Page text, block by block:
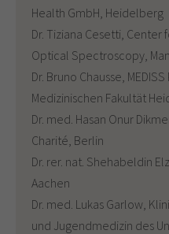
Health GmbH, Heidelberg
Dr. Tiziana Cesetti,
Optical Spectroscopy,
Dr. Bruno Chausse,
Medizinischen Fakultät
Dr. med. Hasan Onur
Charité, Berlin
Dr. rer. nat. Shehabeldin
Aachen
Dr. med. Lukas Garlow,
und Jugendmedizin des